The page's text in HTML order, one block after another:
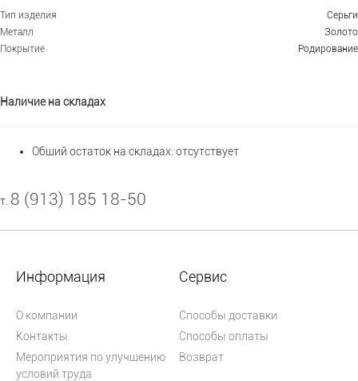
Тип изделия
Серьги
Металл
Золото
Покрытие
Родирование
Наличие на складах
Общий остаток на складах: отсутствует
т. 8 (913) 185 18-50
Информация
О компании
Контакты
Мероприятия по улучшению
условий труда
Сервис
Способы доставки
Способы оплаты
Возврат